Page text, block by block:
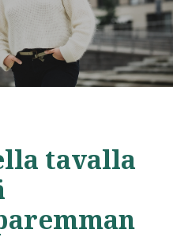
tavalla